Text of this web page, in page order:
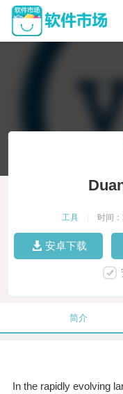
工具 时间
安卓下载
简介
In the rapidly evolving